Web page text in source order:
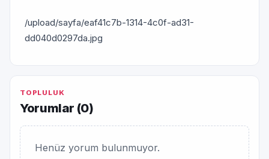
/upload/sayfa/eaf41c7b-1314-4c0f-ad31-
dd040d0297da.jpg
TOPLULUK
Yorumlar (0)
Henüz yorum bulunmuyor.